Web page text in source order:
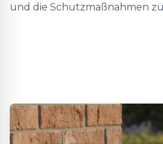
und die Schutzmaßnahmen